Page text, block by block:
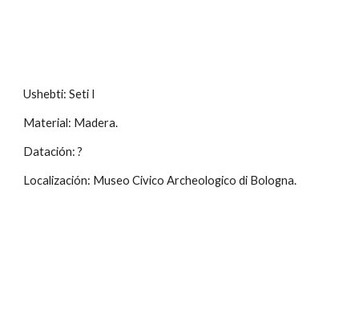
Ushebti: Seti I
Material: Madera.
Datación: ?
Localización: Museo Civico Archeologico di Bologna.